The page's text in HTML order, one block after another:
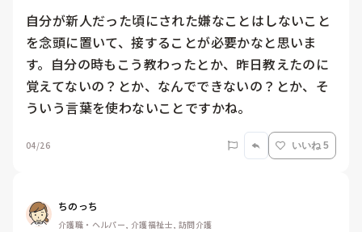
自分が新人だった頃にされた嫌なことはしないこと
を念頭に置いて、接することが必要かなと思いま
す。自分の時もこう教わったとか、昨日教えたのに
覚えてないの？とか、なんでできないの？とか、そ
ういう言葉を使わないことですかね。
04/26 いいね 5
ちのっち
介護職・ヘルパー, 介護福祉士, 訪問介護